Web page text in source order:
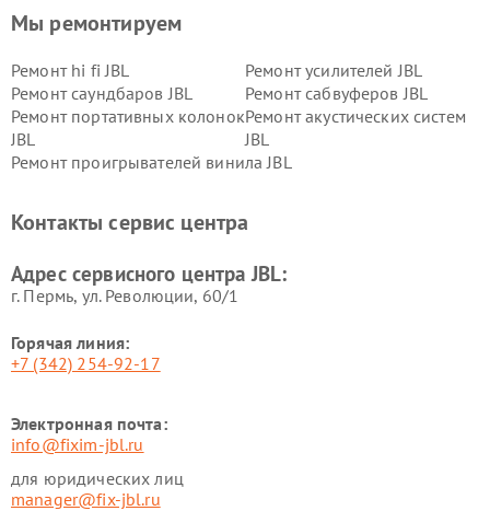
Мы ремонтируем
Ремонт hi fi JBL
Ремонт усилителей JBL
Ремонт саундбаров JBL
Ремонт сабвуферов JBL
Ремонт портативных колонок
JBL
Ремонт акустических систем
JBL
Ремонт проигрывателей винила JBL
Контакты сервис центра
Адрес сервисного центра JBL:
г. Пермь, ул. ​Революции, 60/1
Горячая линия:
+7 (342) 254-92-17
Электронная почта:
info@fixim-jbl.ru
для юридических лиц
manager@fix-jbl.ru